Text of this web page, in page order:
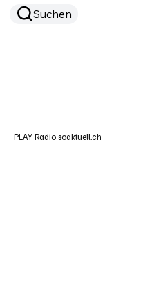
Suchen
PLAY Radio soaktuell.ch